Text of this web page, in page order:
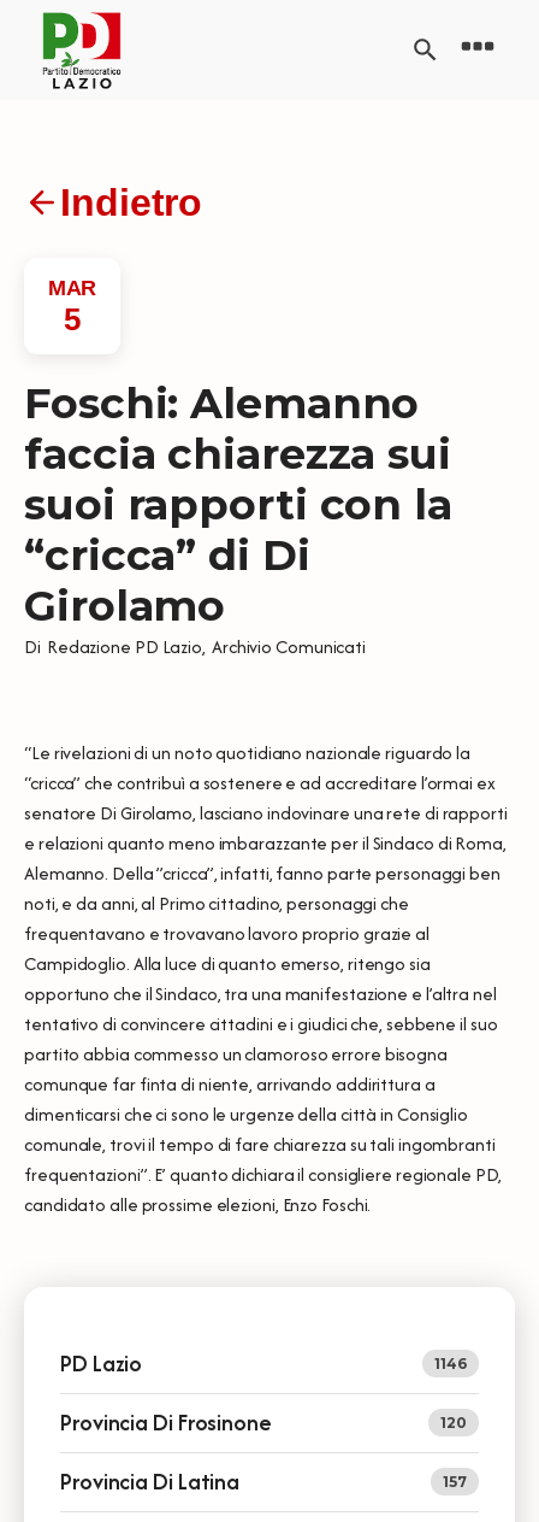
Indietro
MAR
5
Foschi: Alemanno
faccia chiarezza sui
suoi rapporti con la
“cricca” di Di
Girolamo
Di Redazione PD Lazio, Archivio Comunicati
“Le rivelazioni di un noto quotidiano nazionale riguardo la
“cricca” che contribuì a sostenere e ad accreditare l’ormai ex
senatore Di Girolamo, lasciano indovinare una rete di rapporti
e relazioni quanto meno imbarazzante per il Sindaco di Roma,
Alemanno. Della ”cricca”, infatti, fanno parte personaggi ben
noti, e da anni, al Primo cittadino, personaggi che
frequentavano e trovavano lavoro proprio grazie al
Campidoglio. Alla luce di quanto emerso, ritengo sia
opportuno che il Sindaco, tra una manifestazione e l’altra nel
tentativo di convincere cittadini e i giudici che, sebbene il suo
partito abbia commesso un clamoroso errore bisogna
comunque far finta di niente, arrivando addirittura a
dimenticarsi che ci sono le urgenze della città in Consiglio
comunale, trovi il tempo di fare chiarezza su tali ingombranti
frequentazioni”. E’ quanto dichiara il consigliere regionale PD,
candidato alle prossime elezioni, Enzo Foschi.
PD Lazio 1146
Provincia Di Frosinone 120
Provincia Di Latina 157